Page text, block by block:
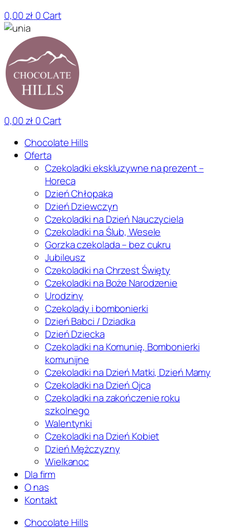
0,00zł 0Cart
0,00zł 0Cart
Chocolate Hills
Oferta
Czekoladki ekskluzywne na prezent –
Horeca
Dzień Chłopaka
Dzień Dziewczyn
Czekoladki na Dzień Nauczyciela
Czekoladki na Ślub, Wesele
Gorzka czekolada – bez cukru
Jubileusz
Czekoladki na Chrzest Święty
Czekoladki na Boże Narodzenie
Urodziny
Czekolady i bombonierki
Dzień Babci / Dziadka
Dzień Dziecka
Czekoladki na Komunię, Bombonierki
komunijne
Czekoladki na Dzień Matki, Dzień Mamy
Czekoladki na Dzień Ojca
Czekoladki na zakończenie roku
szkolnego
Walentynki
Czekoladki na Dzień Kobiet
Dzień Mężczyzny
Wielkanoc
Dla firm
O nas
Kontakt
Chocolate Hills